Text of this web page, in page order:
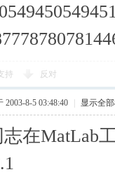
持 反对
2003-8-5 03:48:40 显示全
在MatLab